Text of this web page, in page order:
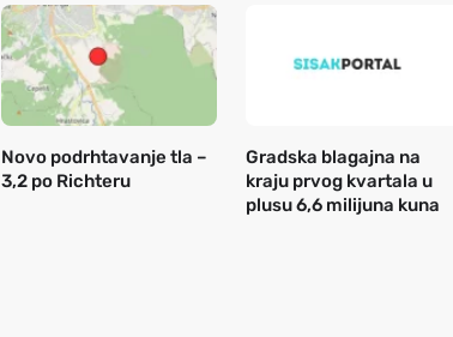
Novo podrhtavanje tla –
3,2 po Richteru
Gradska blagajna na
kraju prvog kvartala u
plusu 6,6 milijuna kuna